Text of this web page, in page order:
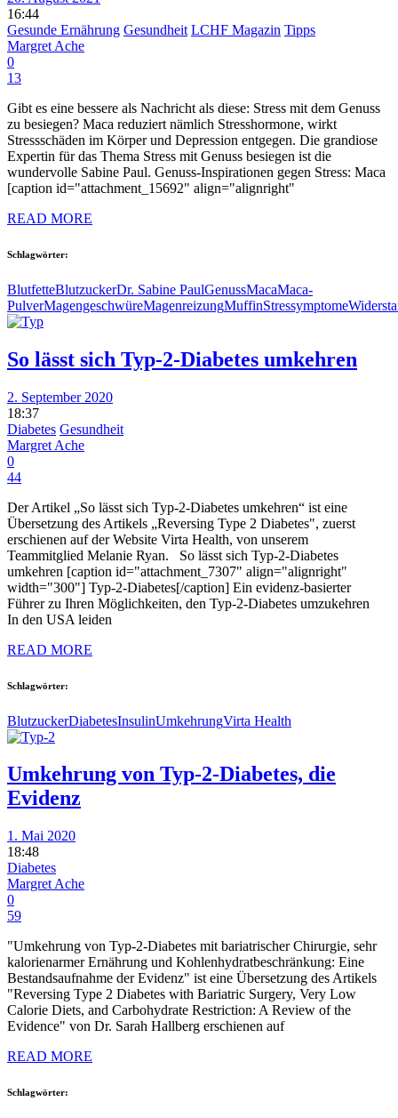
16:44
Gesunde Ernährung Gesundheit LCHF Magazin Tipps
Margret Ache
0
13
Gibt es eine bessere als Nachricht als diese: Stress mit dem Genuss
zu besiegen? Maca reduziert nämlich Stresshormone, wirkt
Stressschäden im Körper und Depression entgegen. Die grandiose
Expertin für das Thema Stress mit Genuss besiegen ist die
wundervolle Sabine Paul. Genuss-Inspirationen gegen Stress: Maca
[caption id="attachment_15692" align="alignright"
READ MORE
Schlagwörter:
BlutfetteBlutzuckerDr. Sabine PaulGenussMacaMaca-
PulverMagengeschwüreMagenreizungMuffinStressymptome
So lässt sich Typ-2-Diabetes umkehren
2. September 2020
18:37
Diabetes Gesundheit
Margret Ache
0
44
Der Artikel „So lässt sich Typ-2-Diabetes umkehren“ ist eine
Übersetzung des Artikels „Reversing Type 2 Diabetes", zuerst
erschienen auf der Website Virta Health, von unserem
Teammitglied Melanie Ryan. So lässt sich Typ-2-Diabetes
umkehren [caption id="attachment_7307" align="alignright"
width="300"] Typ-2-Diabetes[/caption] Ein evidenz-basierter
Führer zu Ihren Möglichkeiten, den Typ-2-Diabetes umzukehren
In den USA leiden
READ MORE
Schlagwörter:
BlutzuckerDiabetesInsulinUmkehrungVirta Health
Umkehrung von Typ-2-Diabetes, die
Evidenz
1. Mai 2020
18:48
Diabetes
Margret Ache
0
59
"Umkehrung von Typ-2-Diabetes mit bariatrischer Chirurgie, sehr
kalorienarmer Ernährung und Kohlenhydratbeschränkung: Eine
Bestandsaufnahme der Evidenz" ist eine Übersetzung des Artikels
"Reversing Type 2 Diabetes with Bariatric Surgery, Very Low
Calorie Diets, and Carbohydrate Restriction: A Review of the
Evidence" von Dr. Sarah Hallberg erschienen auf
READ MORE
Schlagwörter: